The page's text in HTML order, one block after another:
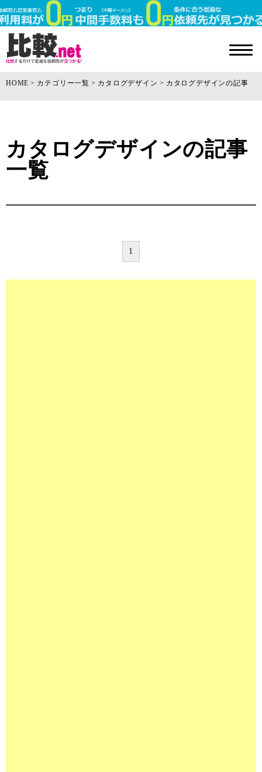
HOME カテゴリー一覧 カタログデザイン カタログデザインの記事
カタログデザインの記事
一覧
1